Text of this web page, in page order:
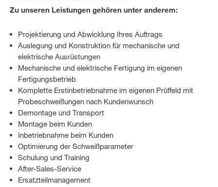
Zu unseren Leistungen gehören unter anderem:
Projektierung und Abwicklung Ihres Auftrags
Auslegung und Konstruktion für mechanische und
elektrische Ausrüstungen
Mechanische und elektrische Fertigung im eigenen
Fertigungsbetrieb
Komplette Erstinbetriebnahme im eigenen Prüffeld mit
Probeschweißungen nach Kundenwunsch
Demontage und Transport
Montage beim Kunden
Inbetriebnahme beim Kunden
Optimierung der Schweißparameter
Schulung und Training
After-Sales-Service
Ersatzteilmanagement